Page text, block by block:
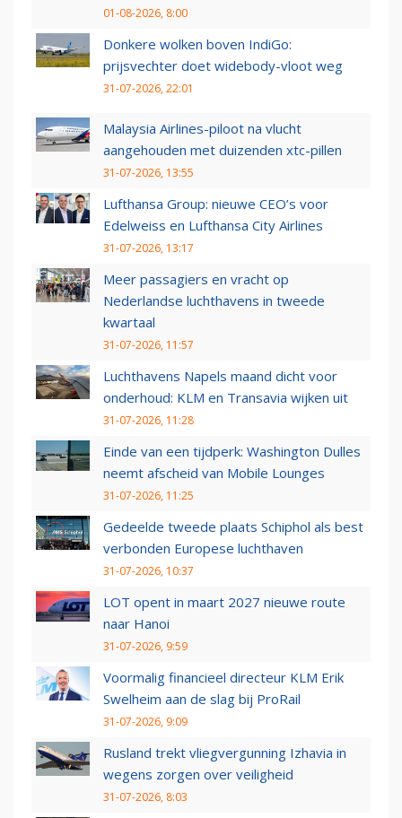
01-08-2026, 8:00
Donkere wolken boven IndiGo:
prijsvechter doet widebody-vloot weg
31-07-2026, 22:01
Malaysia Airlines-piloot na vlucht
aangehouden met duizenden xtc-pillen
31-07-2026, 13:55
Lufthansa Group: nieuwe CEO’s voor
Edelweiss en Lufthansa City Airlines
31-07-2026, 13:17
Meer passagiers en vracht op
Nederlandse luchthavens in tweede
kwartaal
31-07-2026, 11:57
Luchthavens Napels maand dicht voor
onderhoud: KLM en Transavia wijken uit
31-07-2026, 11:28
Einde van een tijdperk: Washington Dulles
neemt afscheid van Mobile Lounges
31-07-2026, 11:25
Gedeelde tweede plaats Schiphol als best
verbonden Europese luchthaven
31-07-2026, 10:37
LOT opent in maart 2027 nieuwe route
naar Hanoi
31-07-2026, 9:59
Voormalig financieel directeur KLM Erik
Swelheim aan de slag bij ProRail
31-07-2026, 9:09
Rusland trekt vliegvergunning Izhavia in
wegens zorgen over veiligheid
31-07-2026, 8:03